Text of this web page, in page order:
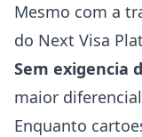
Mesmo com a
do Next Visa
Sem exigencia
maior
Enquanto